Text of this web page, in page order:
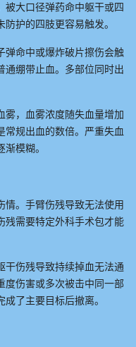
被大口径弹药命中躯干或四
护的四肢更容易触发。
弹命中或爆炸破片擦伤会触
通绷带止血。多部位同时出
雾，血雾浓度随失血量增加
常规出血的数倍。严重失血
模糊。
情。手臂伤残导致无法使用
残需要特定外科手术包才能
干伤残导致持续掉血无法通
度伤害或多次被击中同一部
了主要目标后撤离。